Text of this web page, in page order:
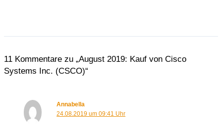
11 Kommentare zu „August 2019: Kauf von Cisco
Systems Inc. (CSCO)“
Annabella
24.08.2019 um 09:41 Uhr